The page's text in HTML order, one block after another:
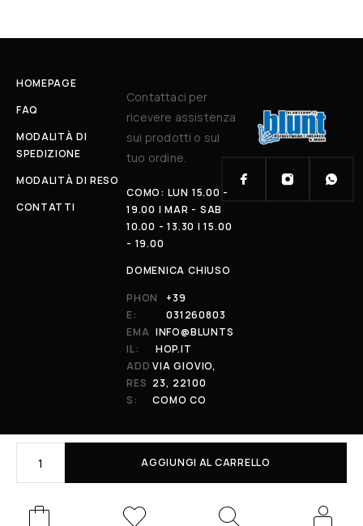
AGGIUNGI AL CARRELLO
HOMEPAGE
FAQ
MODALITÀ DI
SPEDIZIONE
MODALITÀ DI RESO
CONTATTI
Contattaci per
ricevere assistenza
sui prodotti o sul
tuo ordine.
COMO: LUN 15.00 -
19.00 | MAR - SAB
10.00 - 13.30 | 15.00
- 19.00
DOMENICA CHIUSO
PHON
E:
+39
031260803
EMA
IL:
INFO@BLUNTS
HOP.IT
ADD
RES
S:
VIA GIOVIO,
23, 22100
COMO CO
01848590038